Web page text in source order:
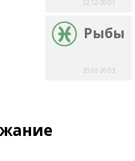
22.12-20.01
Рыбы
20.02-20.03